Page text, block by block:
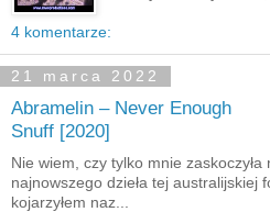
4 komentarze:
21 marca 2022
Abramelin – Never Enough
Snuff [2020]
Nie wiem, czy tylko mnie
najnowszego dzieła tej australijskiej
kojarzyłem naz...